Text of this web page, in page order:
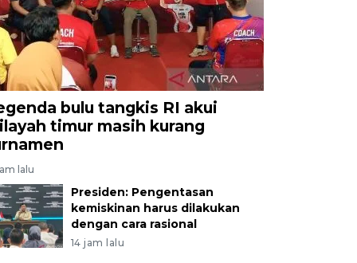
bulu tangkis RI akui
timur masih kurang
lalu
Presiden: Pengentasan
kemiskinan harus dilakukan
dengan cara rasional
14 jam lalu